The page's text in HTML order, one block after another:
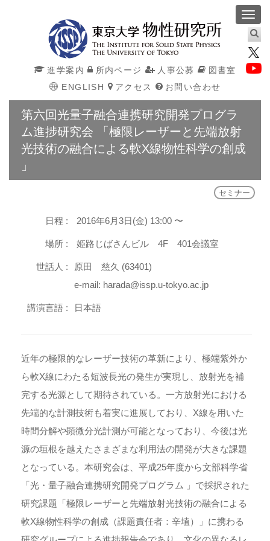
進学案内 所内ページ 人事公募
図書室
ENGLISH
アクセス お問い合わせ
第六回光量子融合連携研究開発プログラ
ム進捗研究会 「極限レーザーと先端放射
光技術の融合による軟X線物性科学の創成
」
セミナー
日程 : 2016年6月3日(金) 13:00 〜
場所 : 姫路じばさんビル 4F 401会議室
世話人 :
原田 慈久 (63401)
e-mail: harada@issp.u-tokyo.ac.jp
講演言語 : 日本語
近年の極限的なレーザー技術の革新により、極端紫外か
ら軟X線にわたる短波長光の発生が実現し、放射光を補
完する光源として期待されている。一方放射光における
先端的な計測技術も着実に進展しており、X線を用いた
時間分解や顕微分光計測が可能となっており、今後は光
源の垣根を越えたさまざまな利用法の開発が大きな課題
となっている。本研究会は、平成25年度から文部科学省
「光・量子融合連携研究開発プログラム 」で採択された
研究課題「極限レーザーと先端放射光技術の融合による
軟X線物性科学の創成（課題責任者：辛埴）」に携わる